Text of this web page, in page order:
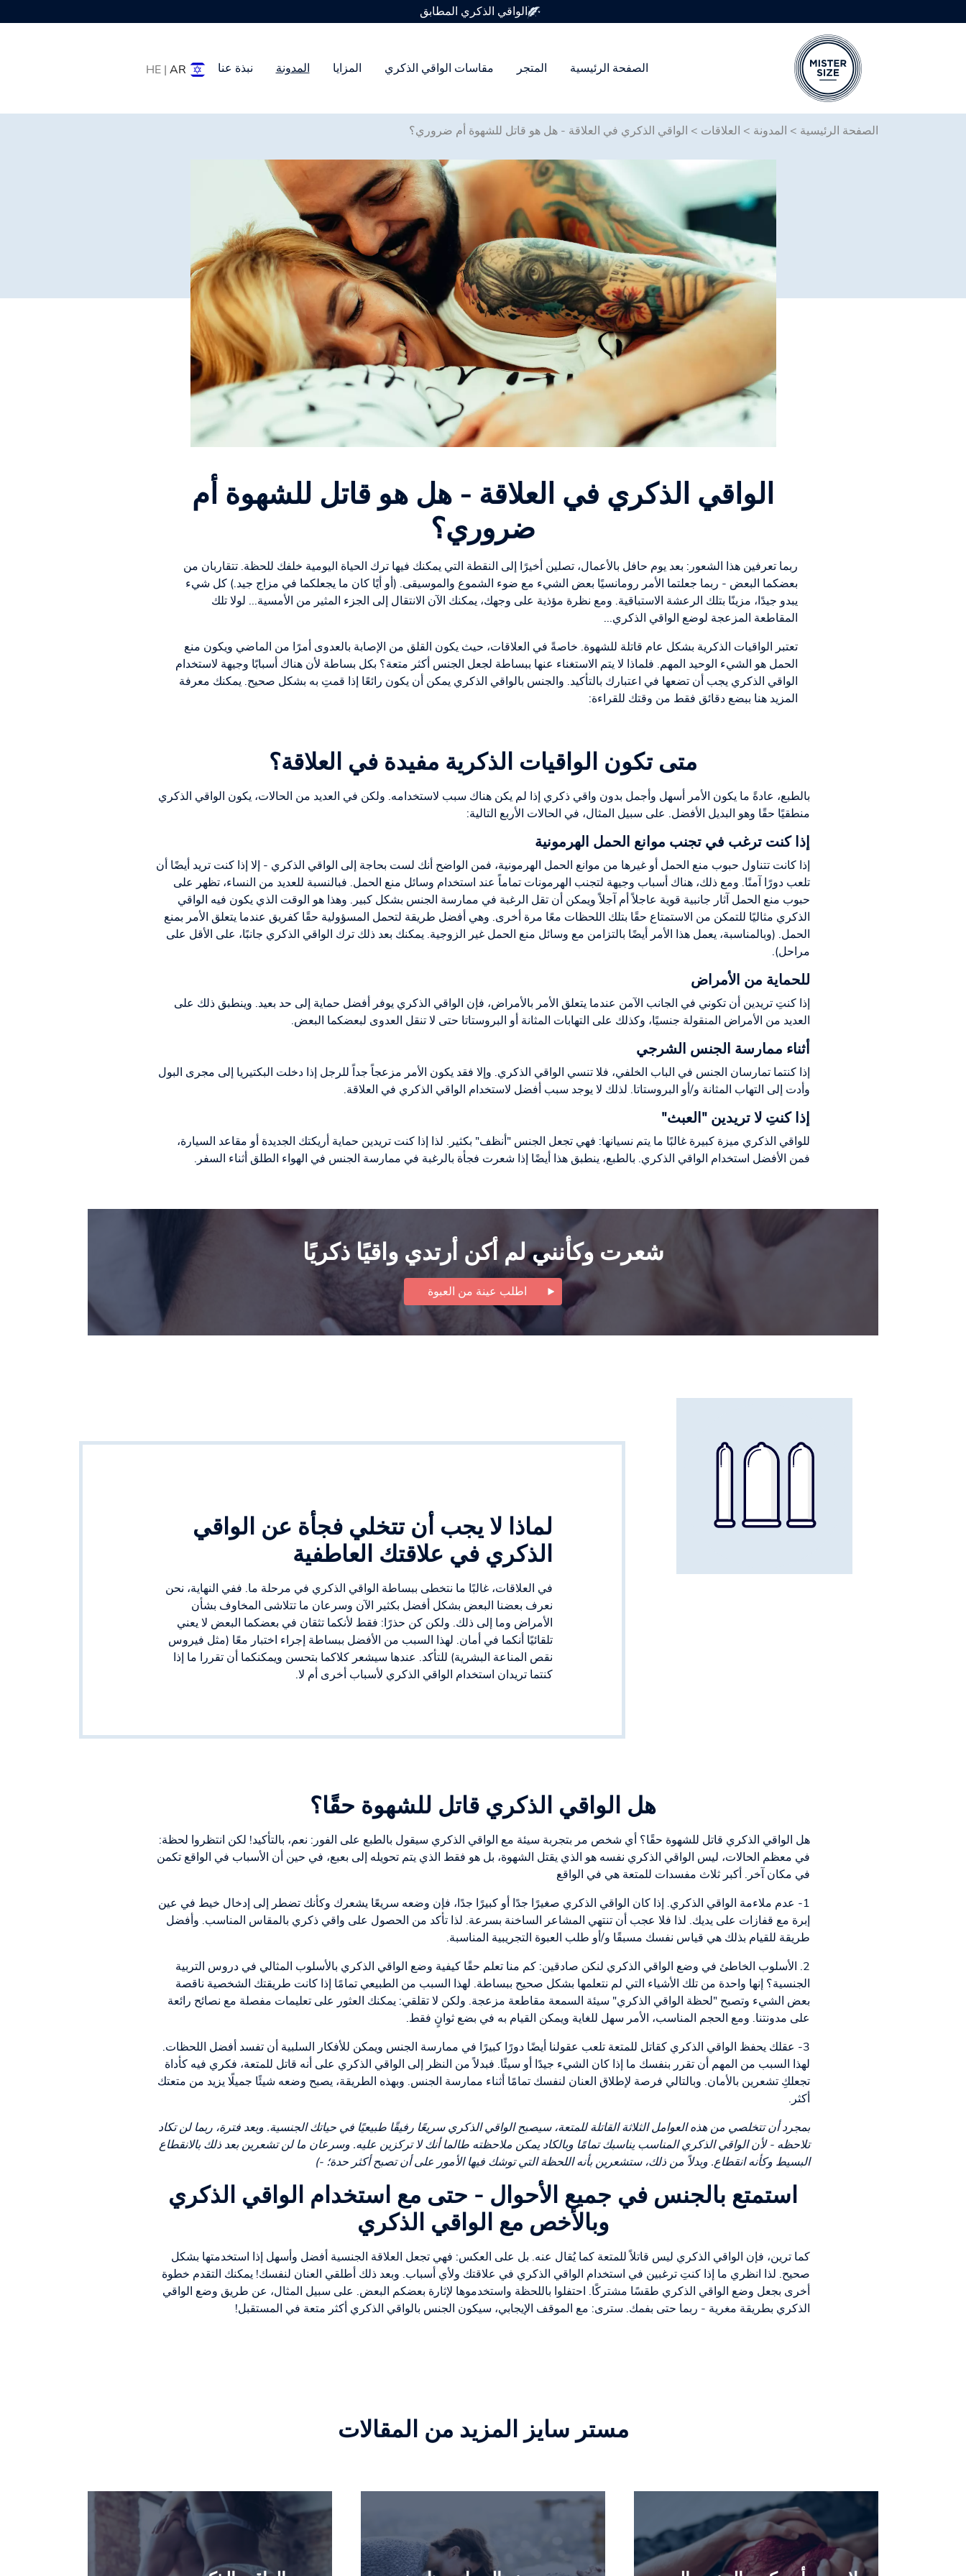
الصفحة الرئيسية المتجر مقاسات الواقي الذكري المزايا المدونة نبذة عنا HE | AR
متوفر في 7 أحجام للواقي الذكري
الصفحة الرئيسية > المدونة > العلاقات > الواقي الذكري في العلاقة - هل هو قاتل للشهوة أم ضروري؟
الواقي الذكري في العلاقة - هل هو قاتل للشهوة أم
ضروري؟
ربما تعرفين هذا الشعور: بعد يوم حافل بالأعمال، تصلين أخيرًا إلى النقطة التي يمكنك فيها ترك الحياة اليومية خلفك للحظة. تتقاربان من
بعضكما البعض - ربما جعلتما الأمر رومانسيًا بعض الشيء مع ضوء الشموع والموسيقى. (أو أيًا كان ما يجعلكما في مزاج جيد.) كل شيء
يبدو جيدًا، مزينًا بتلك الرعشة الاستباقية. ومع نظرة مؤذية على وجهك، يمكنك الآن الانتقال إلى الجزء المثير من الأمسية... لولا تلك
المقاطعة المزعجة لوضع الواقي الذكري...
تعتبر الواقيات الذكرية بشكل عام قاتلة للشهوة. خاصةً في العلاقات، حيث يكون القلق من الإصابة بالعدوى أمرًا من الماضي ويكون منع
الحمل هو الشيء الوحيد المهم. فلماذا لا يتم الاستغناء عنها ببساطة لجعل الجنس أكثر متعة؟ بكل بساطة لأن هناك أسبابًا وجيهة لاستخدام
الواقي الذكري يجب أن تضعها في اعتبارك بالتأكيد. والجنس بالواقي الذكري يمكن أن يكون رائعًا إذا قمتِ به بشكل صحيح. يمكنك معرفة
المزيد هنا ببضع دقائق فقط من وقتك للقراءة:
متى تكون الواقيات الذكرية مفيدة في العلاقة؟
بالطبع، عادةً ما يكون الأمر أسهل وأجمل بدون واقي ذكري إذا لم يكن هناك سبب لاستخدامه. ولكن في العديد من الحالات، يكون الواقي الذكري
منطقيًا حقًا وهو البديل الأفضل. على سبيل المثال، في الحالات الأربع التالية:
إذا كنت ترغب في تجنب موانع الحمل الهرمونية
إذا كانت تتناول حبوب منع الحمل أو غيرها من موانع الحمل الهرمونية، فمن الواضح أنك لست بحاجة إلى الواقي الذكري - إلا إذا كنت تريد أيضًا أن
تلعب دورًا آمنًا. ومع ذلك، هناك أسباب وجيهة لتجنب الهرمونات تماماً عند استخدام وسائل منع الحمل. فبالنسبة للعديد من النساء، تظهر على
حبوب منع الحمل آثار جانبية قوية عاجلاً أم آجلاً ويمكن أن تقل الرغبة في ممارسة الجنس بشكل كبير. وهذا هو الوقت الذي يكون فيه الواقي
الذكري مثاليًا للتمكن من الاستمتاع حقًا بتلك اللحظات معًا مرة أخرى. وهي أفضل طريقة لتحمل المسؤولية حقًا كفريق عندما يتعلق الأمر بمنع
الحمل. (وبالمناسبة، يعمل هذا الأمر أيضًا بالتزامن مع وسائل منع الحمل غير الزوجية. يمكنك بعد ذلك ترك الواقي الذكري جانبًا، على الأقل على
مراحل).
للحماية من الأمراض
إذا كنتِ تريدين أن تكوني في الجانب الآمن عندما يتعلق الأمر بالأمراض، فإن الواقي الذكري يوفر أفضل حماية إلى حد بعيد. وينطبق ذلك على
العديد من الأمراض المنقولة جنسيًا، وكذلك على التهابات المثانة أو البروستاتا حتى لا تنقل العدوى لبعضكما البعض.
أثناء ممارسة الجنس الشرجي
إذا كنتما تمارسان الجنس في الباب الخلفي، فلا تنسي الواقي الذكري. وإلا فقد يكون الأمر مزعجاً جداً للرجل إذا دخلت البكتيريا إلى مجرى البول
وأدت إلى التهاب المثانة و/أو البروستاتا. لذلك لا يوجد سبب أفضل لاستخدام الواقي الذكري في العلاقة.
إذا كنتِ لا تريدين "العبث"
للواقي الذكري ميزة كبيرة غالبًا ما يتم نسيانها: فهي تجعل الجنس "أنظف" بكثير. لذا إذا كنت تريدين حماية أريكتك الجديدة أو مقاعد السيارة،
فمن الأفضل استخدام الواقي الذكري. بالطبع، ينطبق هذا أيضًا إذا شعرت فجأة بالرغبة في ممارسة الجنس في الهواء الطلق أثناء السفر.
شعرت وكأنني لم أكن أرتدي واقيًا ذكريًا
اطلب عينة من العبوة
لماذا لا يجب أن تتخلي فجأة عن الواقي
الذكري في علاقتك العاطفية
في العلاقات، غالبًا ما نتخطى ببساطة الواقي الذكري في مرحلة ما. ففي النهاية، نحن
نعرف بعضنا البعض بشكل أفضل بكثير الآن وسرعان ما تتلاشى المخاوف بشأن
الأمراض وما إلى ذلك. ولكن كن حذرًا: فقط لأنكما تثقان في بعضكما البعض لا يعني
تلقائيًا أنكما في أمان. لهذا السبب من الأفضل ببساطة إجراء اختبار معًا (مثل فيروس
نقص المناعة البشرية) للتأكد. عندها سيشعر كلاكما بتحسن ويمكنكما أن تقررا ما إذا
كنتما تريدان استخدام الواقي الذكري لأسباب أخرى أم لا.
هل الواقي الذكري قاتل للشهوة حقًا؟
هل الواقي الذكري قاتل للشهوة حقًا؟ أي شخص مر بتجربة سيئة مع الواقي الذكري سيقول بالطبع على الفور: نعم، بالتأكيد! لكن انتظروا لحظة:
في معظم الحالات، ليس الواقي الذكري نفسه هو الذي يقتل الشهوة، بل هو فقط الذي يتم تحويله إلى بعبع، في حين أن الأسباب في الواقع تكمن
في مكان آخر. أكبر ثلاث مفسدات للمتعة هي في الواقع
1- عدم ملاءمة الواقي الذكري. إذا كان الواقي الذكري صغيرًا جدًا أو كبيرًا جدًا، فإن وضعه سريعًا يشعرك وكأنك تضطر إلى إدخال خيط في عين
إبرة مع قفازات على يديك. لذا فلا عجب أن تنتهي المشاعر الساخنة بسرعة. لذا تأكد من الحصول على واقي ذكري بالمقاس المناسب. وأفضل
طريقة للقيام بذلك هي قياس نفسك مسبقًا و/أو طلب العبوة التجريبية المناسبة.
2. الأسلوب الخاطئ في وضع الواقي الذكري لنكن صادقين: كم منا تعلم حقًا كيفية وضع الواقي الذكري بالأسلوب المثالي في دروس التربية
الجنسية؟ إنها واحدة من تلك الأشياء التي لم نتعلمها بشكل صحيح ببساطة. لهذا السبب من الطبيعي تمامًا إذا كانت طريقتك الشخصية ناقصة
بعض الشيء وتصبح "لحظة الواقي الذكري" سيئة السمعة مقاطعة مزعجة. ولكن لا تقلقي: يمكنك العثور على تعليمات مفصلة مع نصائح رائعة
على مدونتنا. ومع الحجم المناسب، الأمر سهل للغاية ويمكن القيام به في بضع ثوانٍ فقط.
3- عقلك يحفظ الواقي الذكري كقاتل للمتعة تلعب عقولنا أيضًا دورًا كبيرًا في ممارسة الجنس ويمكن للأفكار السلبية أن تفسد أفضل اللحظات.
لهذا السبب من المهم أن تقرر بنفسك ما إذا كان الشيء جيدًا أو سيئًا. فبدلاً من النظر إلى الواقي الذكري على أنه قاتل للمتعة، فكري فيه كأداة
تجعلكِ تشعرين بالأمان. وبالتالي فرصة لإطلاق العنان لنفسك تمامًا أثناء ممارسة الجنس. وبهذه الطريقة، يصبح وضعه شيئًا جميلًا يزيد من متعتك
أكثر.
بمجرد أن تتخلصي من هذه العوامل الثلاثة القاتلة للمتعة، سيصبح الواقي الذكري سريعًا رفيقًا طبيعيًا في حياتك الجنسية. وبعد فترة، ربما لن تكاد
تلاحظه - لأن الواقي الذكري المناسب يناسبك تمامًا وبالكاد يمكن ملاحظته طالما أنك لا تركزين عليه. وسرعان ما لن تشعرين بعد ذلك بالانقطاع
البسيط وكأنه انقطاع. وبدلاً من ذلك، ستشعرين بأنه اللحظة التي توشك فيها الأمور على أن تصبح أكثر حدة؛ -)
استمتع بالجنس في جميع الأحوال - حتى مع استخدام الواقي الذكري
وبالأخص مع الواقي الذكري
كما ترين، فإن الواقي الذكري ليس قاتلاً للمتعة كما يُقال عنه. بل على العكس: فهي تجعل العلاقة الجنسية أفضل وأسهل إذا استخدمتها بشكل
صحيح. لذا انظري ما إذا كنتِ ترغبين في استخدام الواقي الذكري في علاقتك ولأي أسباب. وبعد ذلك أطلقي العنان لنفسك! يمكنك التقدم خطوة
أخرى بجعل وضع الواقي الذكري طقسًا مشتركًا. احتفلوا باللحظة واستخدموها لإثارة بعضكم البعض. على سبيل المثال، عن طريق وضع الواقي
الذكري بطريقة مغرية - ربما حتى بفمك. سترى: مع الموقف الإيجابي، سيكون الجنس بالواقي الذكري أكثر متعة في المستقبل!
مستر سايز المزيد من المقالات